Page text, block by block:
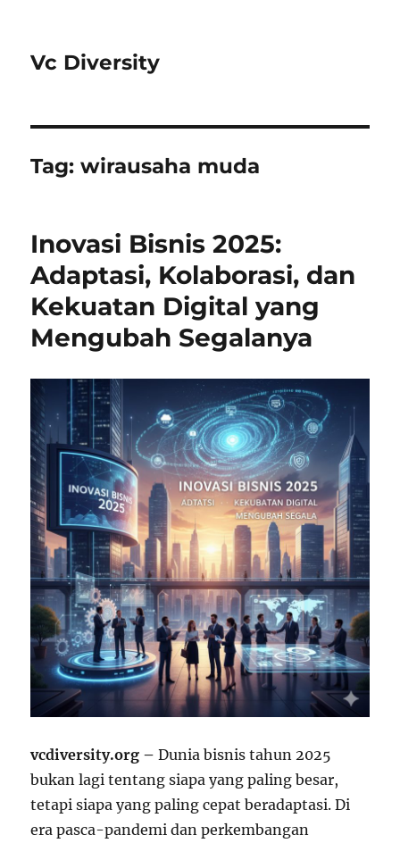
Vc Diversity
Tag:wirausaha muda
Inovasi Bisnis 2025:
Adaptasi, Kolaborasi, dan
Kekuatan Digital yang
Mengubah Segalanya
vcdiversity.org –Dunia bisnis tahun 2025
bukan lagi tentang siapa yang paling besar,
tetapi siapa yang paling cepat beradaptasi. Di
era pasca-pandemi dan perkembangan